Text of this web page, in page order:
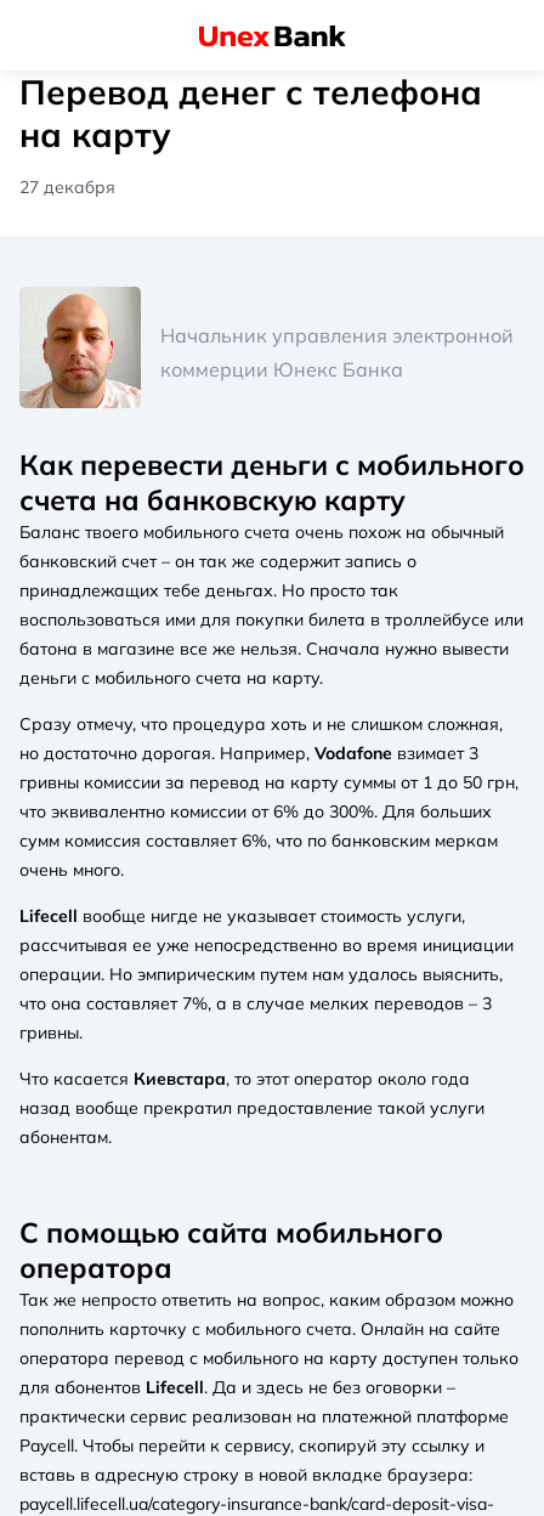
Перевод денег с телефона
на карту
27 декабря
Начальник управления электронной
коммерции Юнекс Банка
Как перевести деньги с мобильного
счета на банковскую карту
Баланс твоего мобильного счета очень похож на обычный
банковский счет – он так же содержит запись о
принадлежащих тебе деньгах. Но просто так
воспользоваться ими для покупки билета в троллейбусе или
батона в магазине все же нельзя. Сначала нужно вывести
деньги с мобильного счета на карту.
Сразу отмечу, что процедура хоть и не слишком сложная,
но достаточно дорогая. Например, Vodafone взимает 3
гривны комиссии за перевод на карту суммы от 1 до 50 грн,
что эквивалентно комиссии от 6% до 300%. Для больших
сумм комиссия составляет 6%, что по банковским меркам
очень много.
Lifecell вообще нигде не указывает стоимость услуги,
рассчитывая ее уже непосредственно во время инициации
операции. Но эмпирическим путем нам удалось выяснить,
что она составляет 7%, а в случае мелких переводов – 3
гривны.
Что касается Киевстара, то этот оператор около года
назад вообще прекратил предоставление такой услуги
абонентам.
С помощью сайта мобильного
оператора
Так же непросто ответить на вопрос, каким образом можно
пополнить карточку с мобильного счета. Онлайн на сайте
оператора перевод с мобильного на карту доступен только
для абонентов Lifecell. Да и здесь не без оговорки –
практически сервис реализован на платежной платформе
Paycell. Чтобы перейти к сервису, скопируй эту ссылку и
вставь в адресную строку в новой вкладке браузера:
paycell.lifecell.ua/category-insurance-bank/card-deposit-visa-